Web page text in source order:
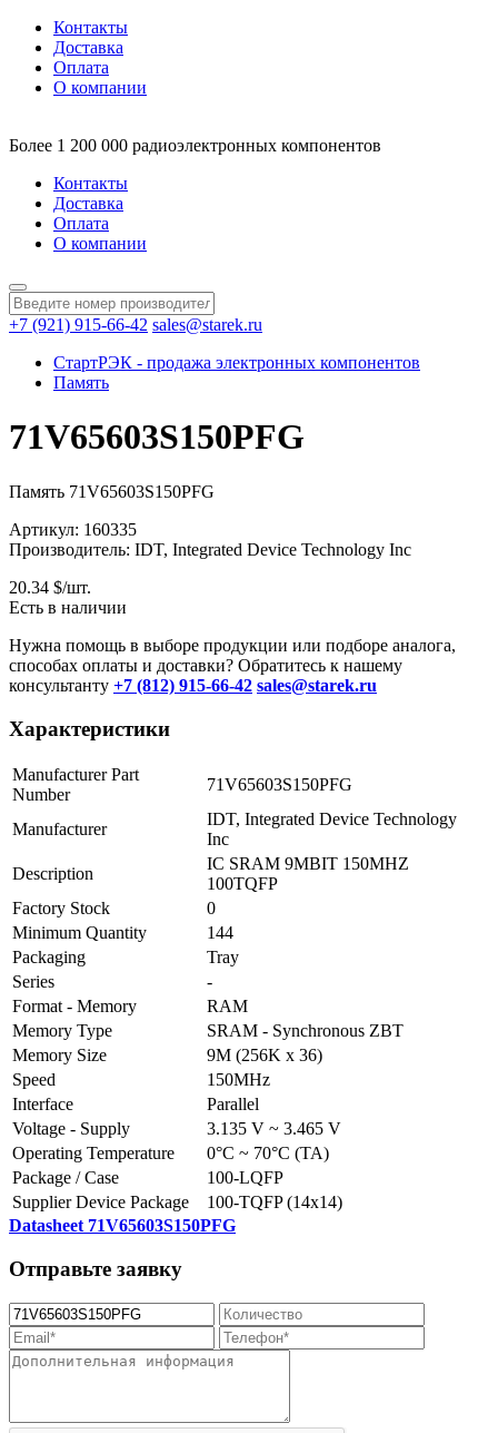
Контакты
Доставка
Оплата
О компании
Более 1 200 000 радиоэлектронных компонентов
Контакты
Доставка
Оплата
О компании
+7 (921) 915-66-42 sales@starek.ru
СтартРЭК - продажа электронных компонентов
Память
71V65603S150PFG
Память 71V65603S150PFG
Артикул: 160335
Производитель: IDT, Integrated Device Technology Inc
20.34 $/шт.
Есть в наличии
Нужна помощь в выборе продукции или подборе аналога,
способах оплаты и доставки? Обратитесь к нашему
консультанту +7 (812) 915-66-42 sales@starek.ru
Характеристики
Manufacturer Part
Number
71V65603S150PFG
Manufacturer
IDT, Integrated Device Technology
Inc
Description
IC SRAM 9MBIT 150MHZ
100TQFP
Factory Stock
0
Minimum Quantity
144
Packaging
Tray
Series
-
Format - Memory
RAM
Memory Type
SRAM - Synchronous ZBT
Memory Size
9M (256K x 36)
Speed
150MHz
Interface
Parallel
Voltage - Supply
3.135 V ~ 3.465 V
Operating Temperature
0°C ~ 70°C (TA)
Package / Case
100-LQFP
Supplier Device Package
100-TQFP (14x14)
Datasheet 71V65603S150PFG
Отправьте заявку